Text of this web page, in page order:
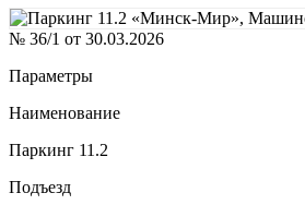
№ 36/1 от 30.03.2026
Параметры
Наименование
Паркинг 11.2
Подъезд